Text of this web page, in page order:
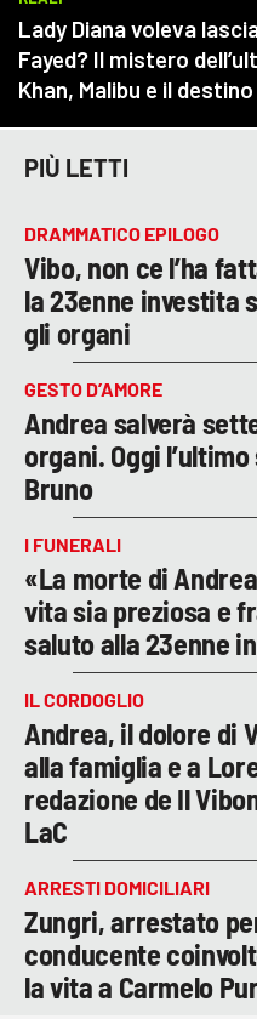
PIÙ LETTI
DRAMMATICO EPILOGO
Vibo, non ce l’ha
la 23enne investita
gli organi
GESTO D’AMORE
Andrea salverà
organi. Oggi
Bruno
I FUNERALI
«La morte di
vita sia preziosa e
saluto alla 23enne
IL CORDOGLIO
Andrea, il dolore di
alla famiglia e a
redazione de Il
LaC
ARRESTI DOMICILIARI
Zungri, arrestato
conducente
la vita a Carmelo